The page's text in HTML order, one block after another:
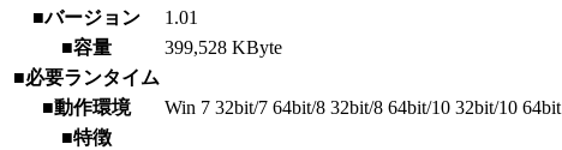
■バージョン
1.01
■容量
399,528 KByte
■必要ランタイム
■動作環境
Win 7 32bit/7 64bit/8 32bit/8 64bit/10 32bit/10 64bit
■特徴